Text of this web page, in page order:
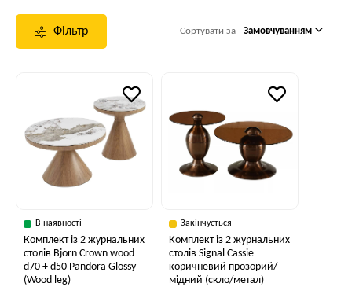
Фільтр Сортувати за Замовчуванням
В наявності
Комплект із 2 журнальних
столів Bjorn Crown wood
d70 + d50 Pandora Glossy
(Wood leg)
Закінчується
Комплект із 2 журнальних
столів Signal Cassie
коричневий прозорий/
мідний (скло/метал)